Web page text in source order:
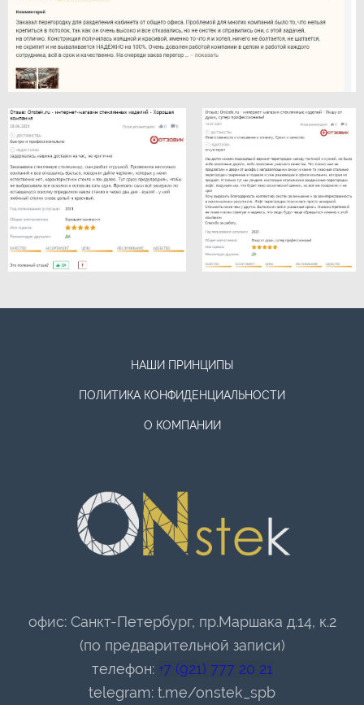
НАШИ ПРИНЦИПЫ
ПОЛИТИКА КОНФИДЕНЦИАЛЬНОСТИ
О КОМПАНИИ
офис: Санкт-Петербург, пр.Маршака д.14, к.2
(по предварительной записи)
телефон: +7 (921) 777 20 21
telegram: t.me/onstek_spb